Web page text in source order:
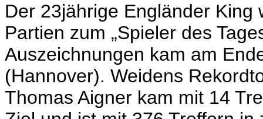
Der 23jährige Engländer
Partien zum „Spieler des
Auszeichnungen kam am
(Hannover). Weidens
Thomas Aigner kam mit 14